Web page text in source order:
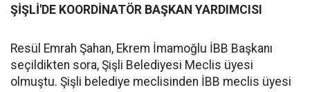
ŞİŞLİ'DE KOORDİNATÖR BAŞKAN YARDIMCISI
Resül Emrah Şahan, Ekrem İmamoğlu İBB Başkanı
seçildikten sora, Şişli Belediyesi Meclis üyesi
olmuştu. Şişli belediye meclisinden İBB meclis üyesi